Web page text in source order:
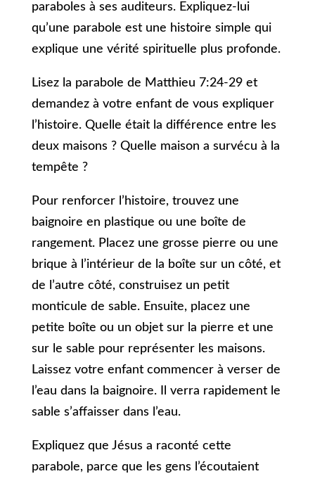
paraboles à ses auditeurs. Expliquez-lui
qu’une parabole est une histoire simple qui
explique une vérité spirituelle plus profonde.
Lisez la parabole de Matthieu 7:24-29 et
demandez à votre enfant de vous expliquer
l’histoire. Quelle était la différence entre les
deux maisons ? Quelle maison a survécu à la
tempête ?
Pour renforcer l’histoire, trouvez une
baignoire en plastique ou une boîte de
rangement. Placez une grosse pierre ou une
brique à l’intérieur de la boîte sur un côté, et
de l’autre côté, construisez un petit
monticule de sable. Ensuite, placez une
petite boîte ou un objet sur la pierre et une
sur le sable pour représenter les maisons.
Laissez votre enfant commencer à verser de
l’eau dans la baignoire. Il verra rapidement le
sable s’affaisser dans l’eau.
Expliquez que Jésus a raconté cette
parabole, parce que les gens l’écoutaient